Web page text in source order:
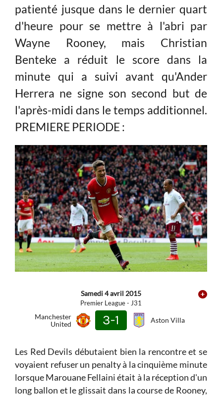
patienté jusque dans le dernier quart
d'heure pour se mettre à l'abri par
Wayne Rooney, mais Christian
Benteke a réduit le score dans la
minute qui a suivi avant qu'Ander
Herrera ne signe son second but de
l'après-midi dans le temps additionnel.
PREMIERE PERIODE :
Samedi 4 avril 2015
Premier League - J31
Manchester
United
3-1 Aston Villa
Les Red Devils débutaient bien la rencontre et se
voyaient refuser un penalty à la cinquième minute
lorsque Marouane Fellaini était à la réception d'un
long ballon et le glissait dans la course de Rooney,